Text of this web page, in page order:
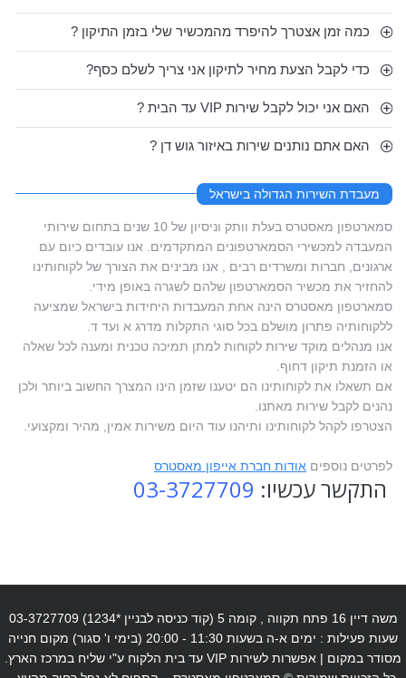
כמה זמן אצטרך להיפרד מהמכשיר שלי בזמן התיקון ?
כדי לקבל הצעת מחיר לתיקון אני צריך לשלם כסף?
האם אני יכול לקבל שירות VIP עד הבית ?
האם אתם נותנים שירות באיזור גוש דן ?
מעבדת השירות הגדולה בישראל
סמארטפון מאסטרס בעלת וותק וניסיון של 10 שנים בתחום שירותי
המעבדה למכשירי הסמארטפונים המתקדמים. אנו עובדים כיום עם
ארגונים, חברות ומשרדים רבים , אנו מבינים את הצורך של לקוחותינו
להחזיר את מכשיר הסמארטפון שלהם לשגרה באופן מידי.
סמארטפון מאסטרס הינה אחת המעבדות היחידות בישראל שמציעה
ללקוחותיה פתרון מושלם בכל סוגי התקלות מדרג א ועד ד.
אנו מנהלים מוקד שירות לקוחות למתן תמיכה טכנית ומענה לכל שאלה
או הזמנת תיקון דחוף.
אם תשאלו את לקוחותינו הם יטענו שזמן הינו המצרך החשוב ביותר ולכן
נהנים לקבל שירות מאתנו.
הצטרפו לקהל לקוחותינו ותיהנו עוד היום משירות אמין, מהיר ומקצועי.
לפרטים נוספים אודות חברת אייפון מאסטרס
התקשר עכשיו: 03-3727709
משה דיין 16 פתח תקווה , קומה 5 (קוד כניסה לבניין *1234) 03-3727709
שעות פעילות : ימים א-ה בשעות 11:30 - 20:00 (בימי ו' סגור) מקום חנייה
מסודר במקום | אפשרות לשירות VIP עד בית הלקוח ע"י שליח במרכז הארץ.